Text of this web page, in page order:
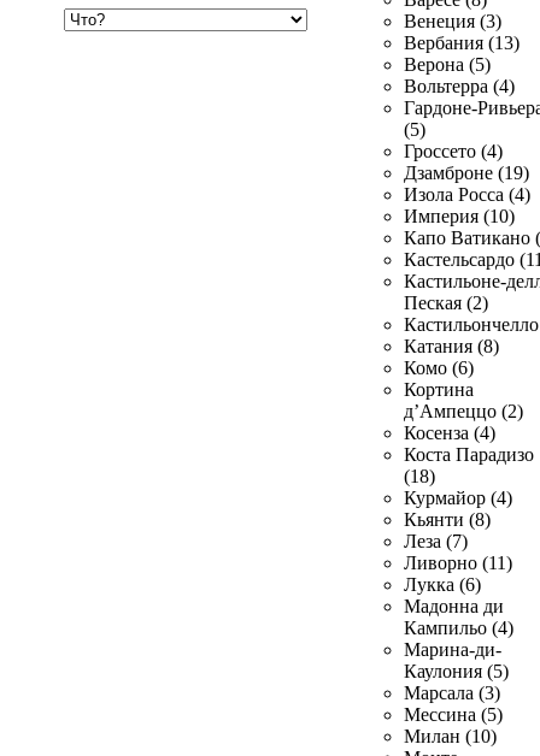
Венеция (3)
Вербания (13)
Верона (5)
Вольтерра (4)
Гардоне-
(5)
Гроссето (4)
Дзамброне (19)
Изола Росса (4)
Империя (10)
Капо Ватикано
Кастельсардо
Кастильоне-
Пеская (2)
Катания (8)
Комо (6)
Кортина
д’Ампеццо (2)
Косенза (4)
Коста Парадизо
(18)
Курмайор (4)
Кьянти (8)
Леза (7)
Ливорно (11)
Лукка (6)
Мадонна ди
Кампильо (4)
Марина-ди-
Каулония (5)
Марсала (3)
Мессина (5)
Милан (10)